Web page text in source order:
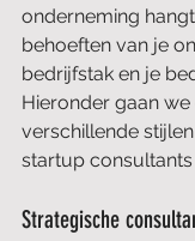
onderneming
behoeften van je
bedrijfstak en je
Hieronder gaan
verschillende
startup consultants
Strategische